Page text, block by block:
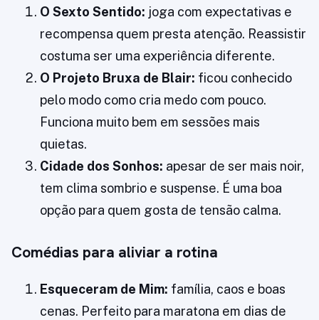
O Sexto Sentido: joga com expectativas e
recompensa quem presta atenção. Reassistir
costuma ser uma experiência diferente.
O Projeto Bruxa de Blair: ficou conhecido
pelo modo como cria medo com pouco.
Funciona muito bem em sessões mais
quietas.
Cidade dos Sonhos: apesar de ser mais noir,
tem clima sombrio e suspense. É uma boa
opção para quem gosta de tensão calma.
Comédias para aliviar a rotina
Esqueceram de Mim: família, caos e boas
cenas. Perfeito para maratona em dias de